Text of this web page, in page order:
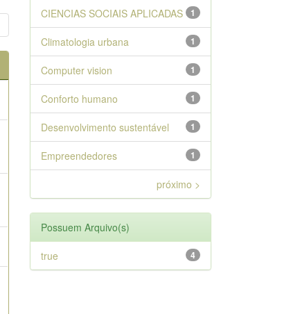
1
CIENCIAS SOCIAIS APLICADAS
1
Climatologia urbana
1
Computer vision
1
Conforto humano
1
Desenvolvimento sustentável
1
Empreendedores
próximo >
Possuem Arquivo(s)
4
true